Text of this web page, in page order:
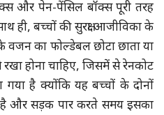
और पेन-पेंसिल बॉक्स पूरी तरह
ही, बच्चों की सुरक्षा आजीविका के
का फोल्डेबल छोटा छाता या
होना चाहिए, जिसमें से रेनकोट
गया है क्योंकि यह बच्चों के दोनों
है और सड़क पार करते समय इसका